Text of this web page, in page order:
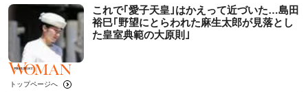
これで｢愛子天皇｣はかえって近づいた…島田
裕巳｢野望にとらわれた麻生太郎が見落とし
た皇室典範の大原則｣
トップページへ